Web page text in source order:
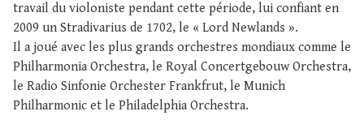
travail du violoniste pendant cette période, lui confiant en
2009 un Stradivarius de 1702, le « Lord Newlands ».
Il a joué avec les plus grands orchestres mondiaux comme le
Philharmonia Orchestra, le Royal Concertgebouw Orchestra,
le Radio Sinfonie Orchester Frankfrut, le Munich
Philharmonic et le Philadelphia Orchestra.